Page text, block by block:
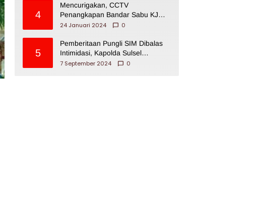
4
Mencurigakan, CCTV
Penangkapan Bandar Sabu KJ
Disita Oknum BNNP Sulsel
24 Januari 2024 0
5
Pemberitaan Pungli SIM Dibalas
Intimidasi, Kapolda Sulsel
Dikecam PJI Sulsel
7 September 2024 0